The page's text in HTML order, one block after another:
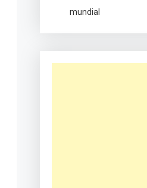
mundial